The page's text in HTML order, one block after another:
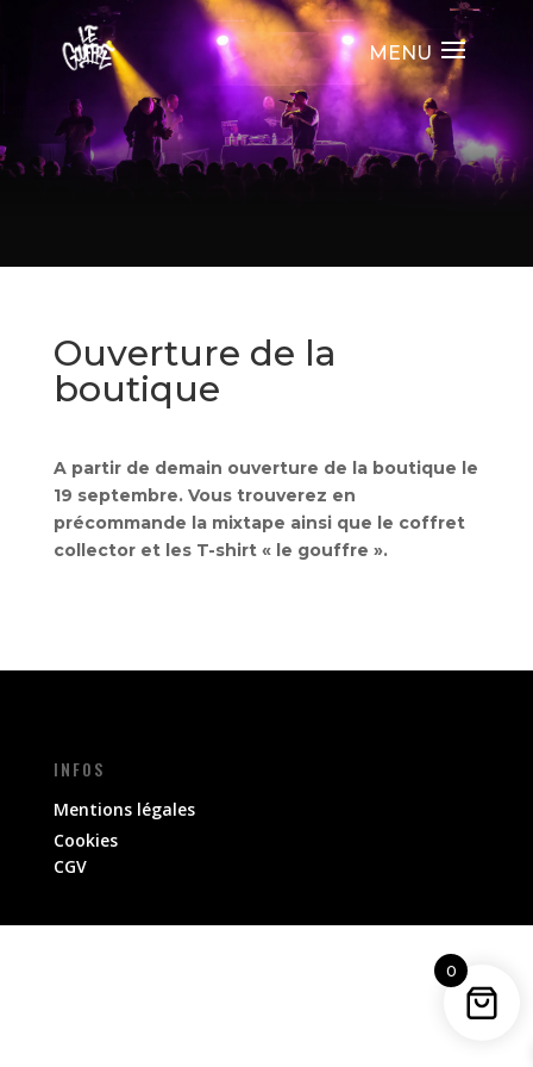
Ouverture de la
boutique
A partir de demain ouverture de la boutique le
19 septembre. Vous trouverez en
précommande la mixtape ainsi que le coffret
collector et les T-shirt « le gouffre ».
INFOS
Mentions légales
Cookies
CGV
0